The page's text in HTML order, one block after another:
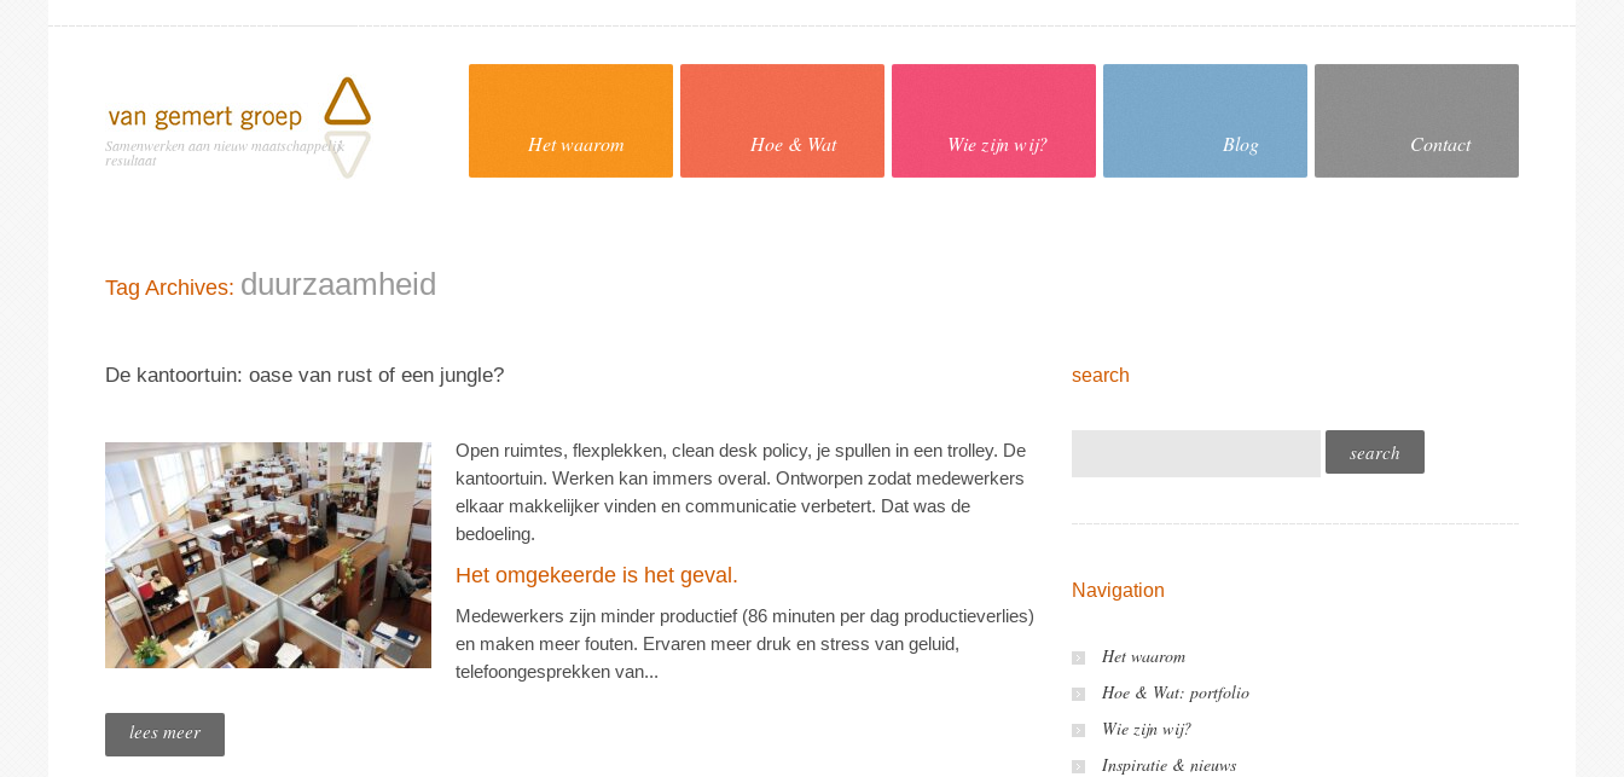
Samenwerken aan nieuw maatschappelijk
resultaat
Het waarom Hoe & Wat Wie zijn wij? Blog Contact
Tag Archives: duurzaamheid
De kantoortuin: oase van rust of een jungle?
Open ruimtes, flexplekken, clean desk policy, je spullen in een trolley. De
kantoortuin. Werken kan immers overal. Ontworpen zodat medewerkers
elkaar makkelijker vinden en communicatie verbetert. Dat was de
bedoeling.
Het omgekeerde is het geval.
Medewerkers zijn minder productief (86 minuten per dag productieverlies)
en maken meer fouten. Ervaren meer druk en stress van geluid,
telefoongesprekken van...
lees meer
search
Navigation
Het waarom
Hoe & Wat: portfolio
Wie zijn wij?
Inspiratie & nieuws